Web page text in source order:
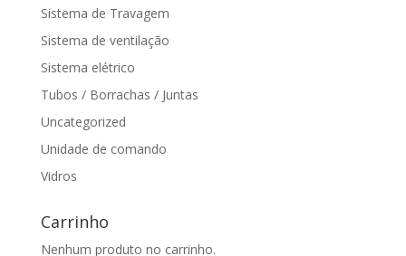
Sistema de Travagem
Sistema de ventilação
Sistema elétrico
Tubos / Borrachas / Juntas
Uncategorized
Unidade de comando
Vidros
Carrinho
Nenhum produto no carrinho.